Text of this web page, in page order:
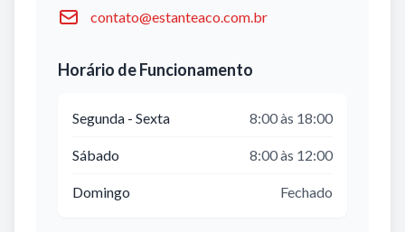
contato@estanteaco.com.br
Horário de Funcionamento
Segunda - Sexta 8:00 às 18:00
Sábado 8:00 às 12:00
Domingo Fechado